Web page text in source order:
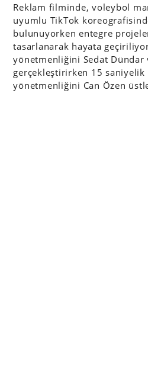
Reklam filminde, voleybol
uyumlu TikTok
bulunuyorken entegre
tasarlanarak hayata
yönetmenliğini Sedat Dündar
gerçekleştirirken 15 saniyelik
yönetmenliğini Can Özen